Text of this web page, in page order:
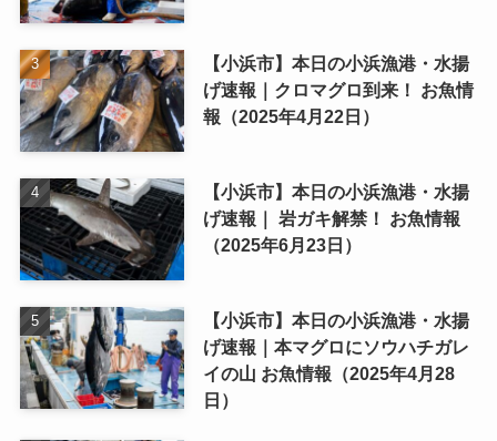
【小浜市】本日の小浜漁港・水揚
げ速報｜クロマグロ到来！ お魚情
報（2025年4月22日）
【小浜市】本日の小浜漁港・水揚
げ速報｜ 岩ガキ解禁！ お魚情報
（2025年6月23日）
【小浜市】本日の小浜漁港・水揚
げ速報｜本マグロにソウハチガレ
イの山 お魚情報（2025年4月28
日）